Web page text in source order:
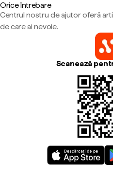
Orice întrebare
Centrul nostru de ajutor oferă
de care ai nevoie.
Scanează